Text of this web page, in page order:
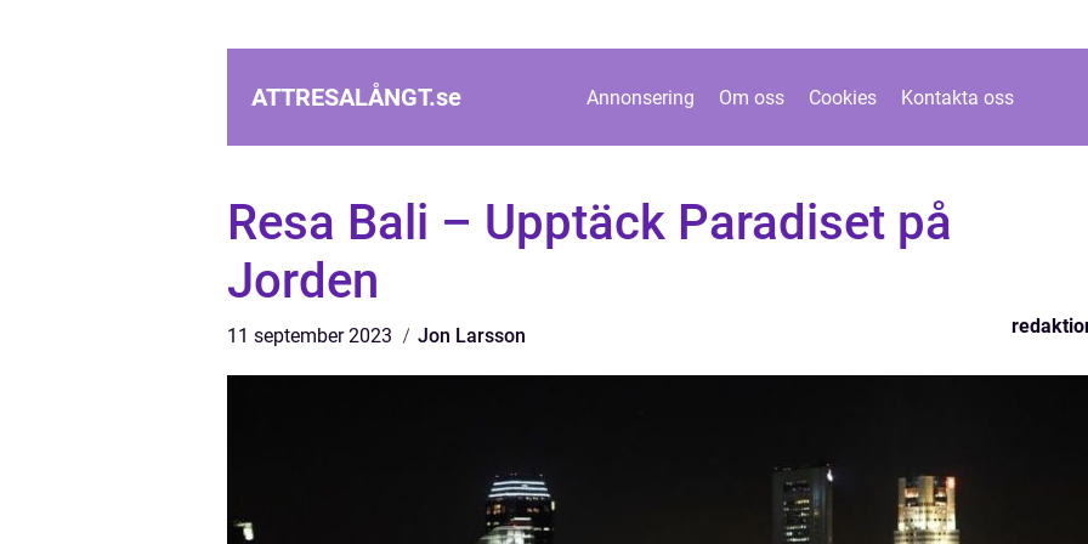
ATTRESALÅNGT.se Annonsering Om oss Cookies Kontakta oss
Resa Bali – Upptäck Paradiset på
Jorden
11 september 2023 Jon Larsson